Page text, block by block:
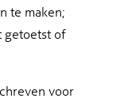
te maken;
getoetst of
voor